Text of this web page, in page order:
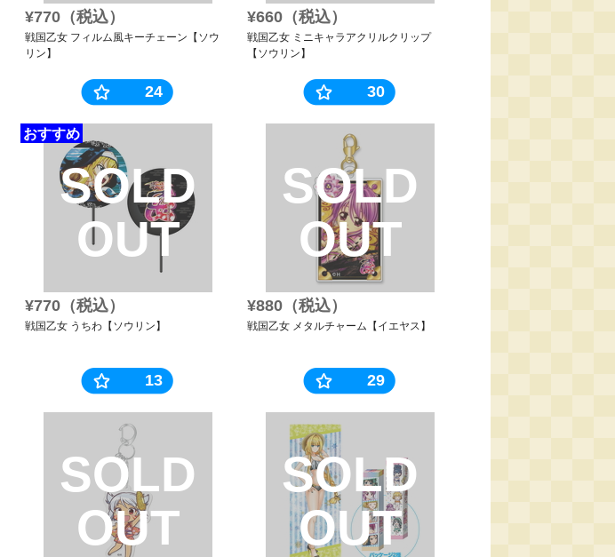
¥770（税込）
戦国乙女 フィルム風キーチェーン【ソウ
リン】
24
¥660（税込）
戦国乙女 ミニキャラアクリルクリップ
【ソウリン】
30
おすすめ
SOLD
OUT
¥770（税込）
戦国乙女 うちわ【ソウリン】
13
SOLD
OUT
¥880（税込）
戦国乙女 メタルチャーム【イエヤス】
29
SOLD
OUT
SOLD
OUT